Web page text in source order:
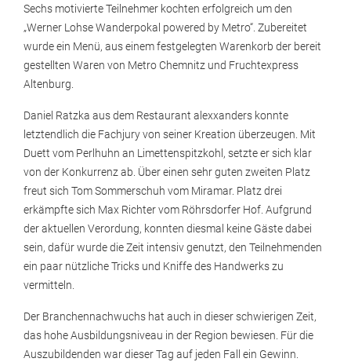
Sechs motivierte Teilnehmer kochten erfolgreich um den
„Werner Lohse Wanderpokal powered by Metro“. Zubereitet
wurde ein Menü, aus einem festgelegten Warenkorb der bereit
gestellten Waren von Metro Chemnitz und Fruchtexpress
Altenburg.
Daniel Ratzka aus dem Restaurant alexxanders konnte
letztendlich die Fachjury von seiner Kreation überzeugen. Mit
Duett vom Perlhuhn an Limettenspitzkohl, setzte er sich klar
von der Konkurrenz ab. Über einen sehr guten zweiten Platz
freut sich Tom Sommerschuh vom Miramar. Platz drei
erkämpfte sich Max Richter vom Röhrsdorfer Hof. Aufgrund
der aktuellen Verordung, konnten diesmal keine Gäste dabei
sein, dafür wurde die Zeit intensiv genutzt, den Teilnehmenden
ein paar nützliche Tricks und Kniffe des Handwerks zu
vermitteln.
Der Branchennachwuchs hat auch in dieser schwierigen Zeit,
das hohe Ausbildungsniveau in der Region bewiesen. Für die
Auszubildenden war dieser Tag auf jeden Fall ein Gewinn.